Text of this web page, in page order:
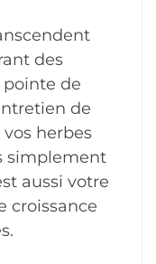
des
pointe de
de
herbes
simplement
aussi votre
croissance